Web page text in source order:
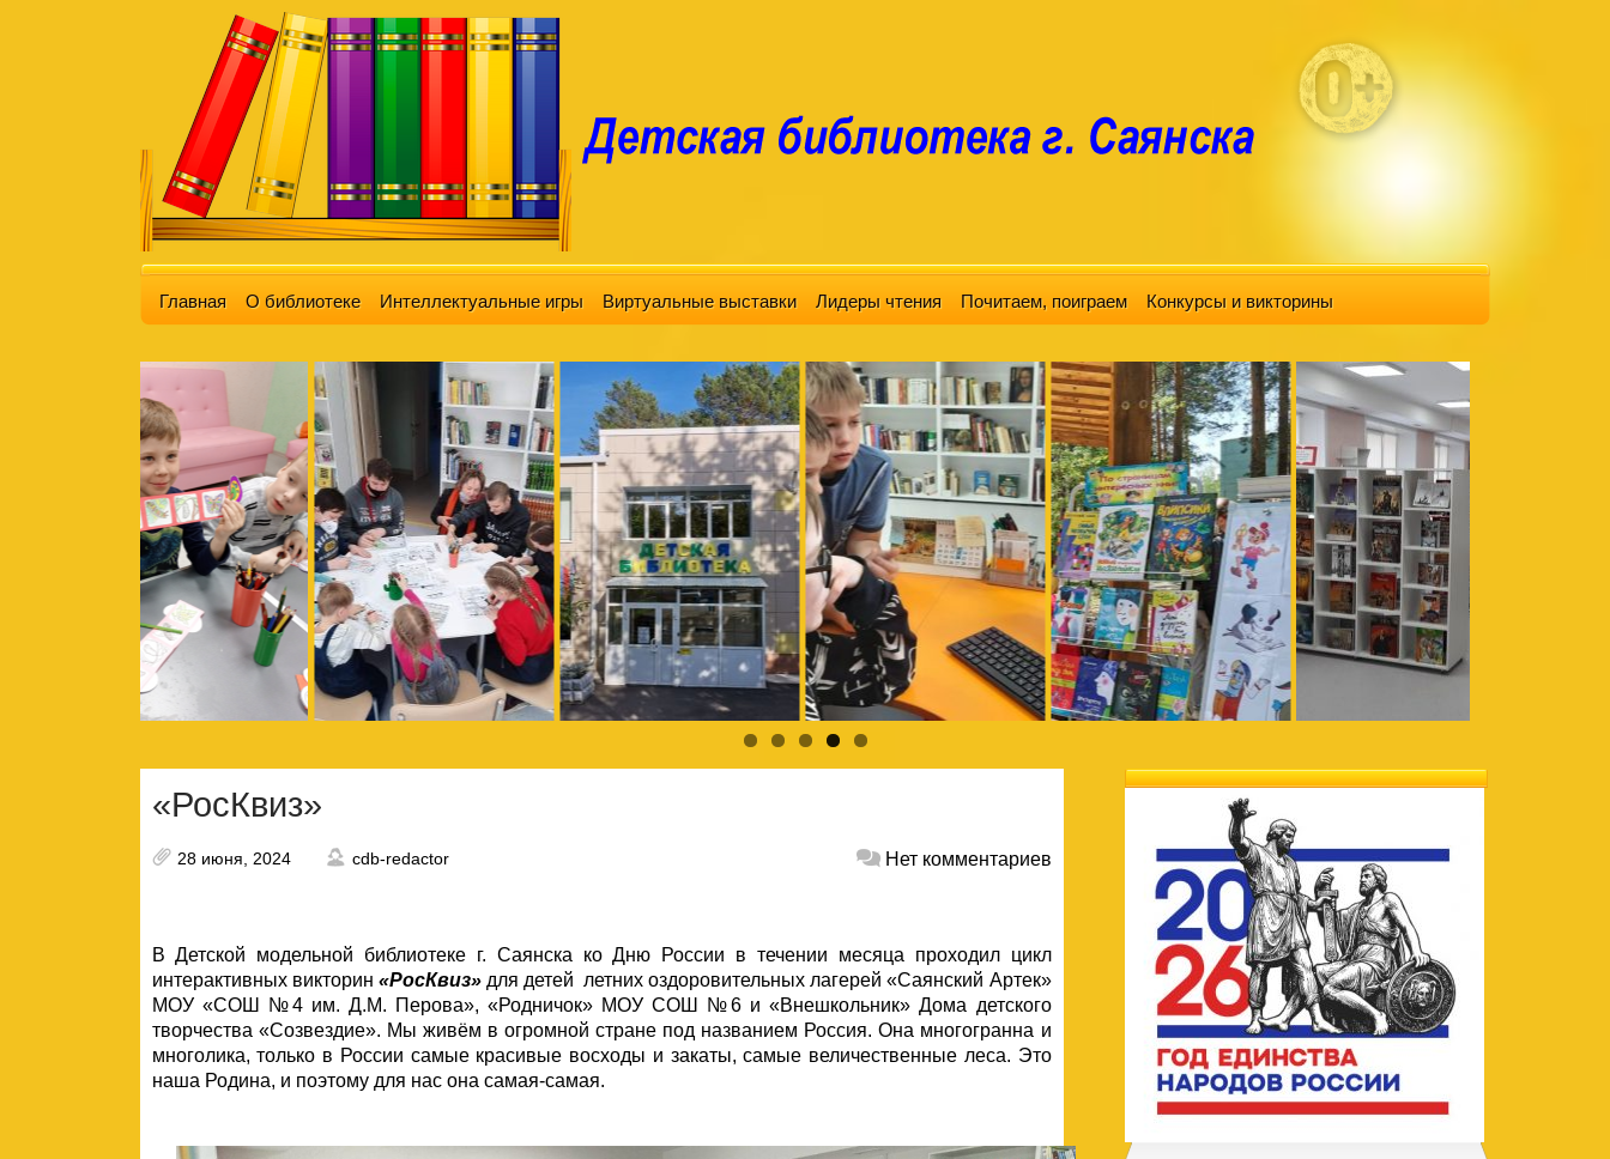
Главная О библиотеке Интеллектуальные игры Виртуальные выставки Лидеры чтения Почитаем, поиграем Конкурсы и викторины
«РосКвиз»
28 июня, 2024 cdb-redactor Нет комментариев
В Детской модельной библиотеке г. Саянска ко Дню России в течении месяца проходил цикл
интерактивных викторин «РосКвиз» для детей летних оздоровительных лагерей «Саянский Артек»
МОУ «СОШ №4 им. Д.М. Перова», «Родничок» МОУ СОШ №6 и «Внешкольник» Дома детского
творчества «Созвездие». Мы живём в огромной стране под названием Россия. Она многогранна и
многолика, только в России самые красивые восходы и закаты, самые величественные леса. Это
наша Родина, и поэтому для нас она самая-самая.